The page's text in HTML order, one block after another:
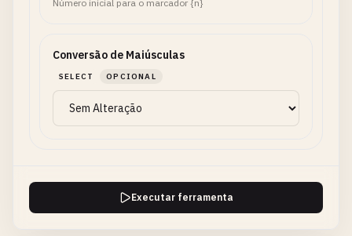
Número inicial para o marcador {n}
Conversão de Maiúsculas
SELECT OPCIONAL
Executar ferramenta